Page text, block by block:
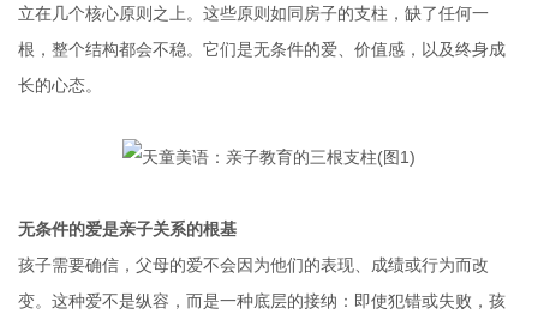
立在几个核心原则之上。这些原则如同房子的支柱，缺了任何一
根，整个结构都会不稳。它们是无条件的爱、价值感，以及终身成
长的心态。
无条件的爱是亲子关系的根基
孩子需要确信，父母的爱不会因为他们的表现、成绩或行为而改
变。这种爱不是纵容，而是一种底层的接纳：即使犯错或失败，孩